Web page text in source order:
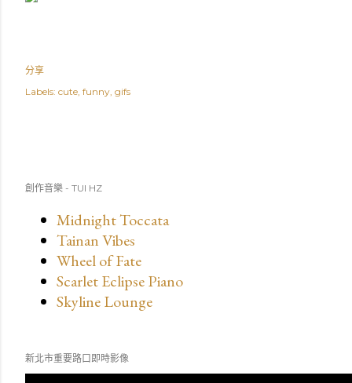
分享
Labels: cute funny gifs
創作音樂 - TUI HZ
Midnight Toccata
Tainan Vibes
Wheel of Fate
Scarlet Eclipse Piano
Skyline Lounge
新北市重要路口即時影像